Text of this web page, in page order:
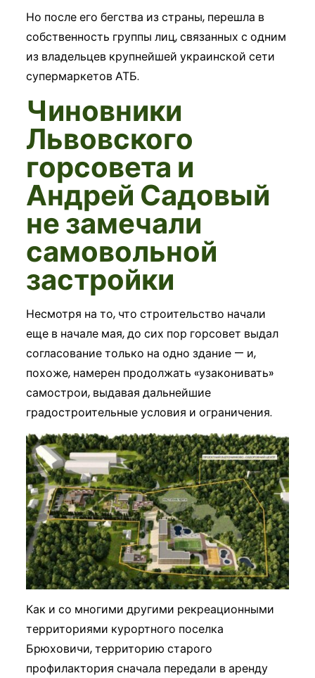
Но после его бегства из страны, перешла в
собственность группы лиц, связанных с одним
из владельцев крупнейшей украинской сети
супермаркетов АТБ.
Чиновники
Львовского
горсовета и
Андрей Садовый
не замечали
самовольной
застройки
Несмотря на то, что строительство начали
еще в начале мая, до сих пор горсовет выдал
согласование только на одно здание — и,
похоже, намерен продолжать «узаконивать»
самострои, выдавая дальнейшие
градостроительные условия и ограничения.
Как и со многими другими рекреационными
территориями курортного поселка
Брюховичи, территорию старого
профилактория сначала передали в аренду